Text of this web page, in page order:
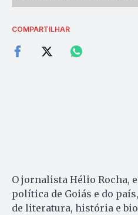
COMPARTILHAR
O jornalista Hélio Rocha,
política de Goiás e do
de literatura, história e